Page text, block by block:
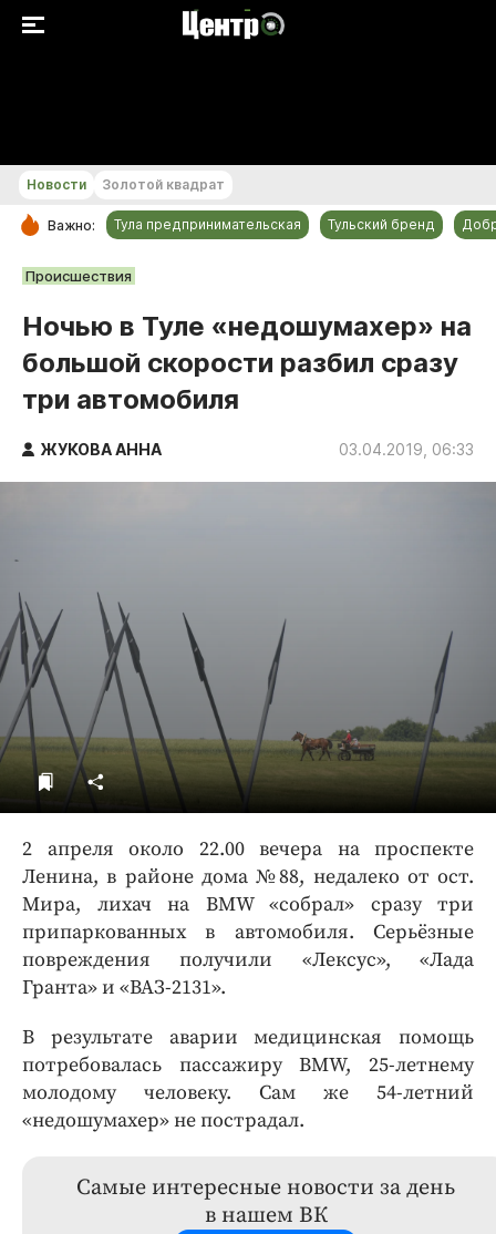
РУБРИКИ
Общество
Происшествия
Спорт
Тульский бренд
Тула предпринимательская
Новости Золотой квадрат
Важно: Тула предпринимательская Тульский бренд
Происшествия
Ночью в Туле «недошумахер» на
большой скорости разбил сразу
три автомобиля
ЖУКОВА АННА 03.04.2019, 06:33
2 апреля около 22.00 вечера на проспекте
Ленина, в районе дома №88, недалеко от ост.
Мира, лихач на BMW «собрал» сразу три
припаркованных в автомобиля. Серьёзные
повреждения получили «Лексус», «Лада
Гранта» и «ВАЗ-2131».
В результате аварии медицинская помощь
потребовалась пассажиру BMW, 25-летнему
молодому человеку. Сам же 54-летний
«недошумахер» не пострадал.
Самые интересные новости за день
в нашем ВК